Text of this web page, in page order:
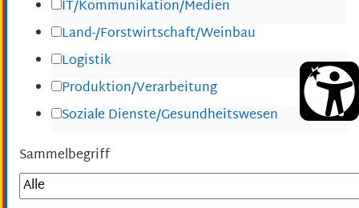
IT/Kommunikation/Medien
Land-/Forstwirtschaft/Weinbau
Logistik
Produktion/Verarbeitung
Soziale Dienste/Gesundheitswesen
Sammelbegriff